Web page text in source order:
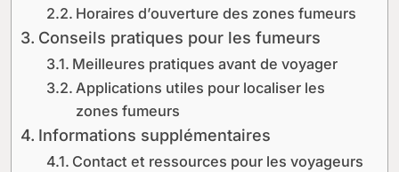
Horaires d’ouverture des zones fumeurs
Conseils pratiques pour les fumeurs
Meilleures pratiques avant de voyager
Applications utiles pour localiser les
zones fumeurs
Informations supplémentaires
Contact et ressources pour les voyageurs